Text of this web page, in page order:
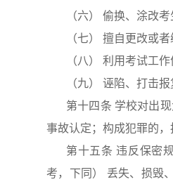
（六） 偷换、涂改
（七） 擅自更改或
（八） 利用考试工
（九） 诬陷、打击
第十四条 学校对出
事故认定；构成犯罪的
第十五条 违反保密
考，下同） 丢失、损毁